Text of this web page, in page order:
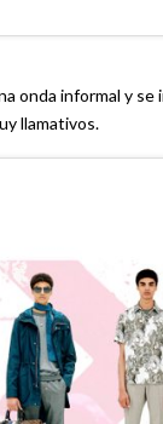
onda informal y
llamativos.